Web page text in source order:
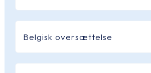
Belgisk oversættelse